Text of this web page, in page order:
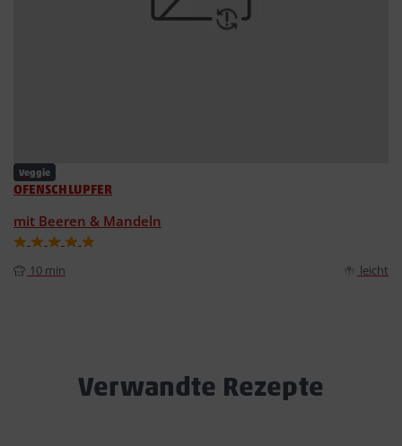
Veggie
OFENSCHLUPFER
mit Beeren & Mandeln
10 min leicht
Verwandte Rezepte